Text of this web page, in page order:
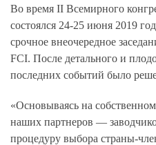
Во время II Всемирного
состоялся 24-25 июня 2019
срочное внеочередное
FCI. После детального и
последних событий было
«Основываясь на
наших партнеров —
процедуру выбора страны-